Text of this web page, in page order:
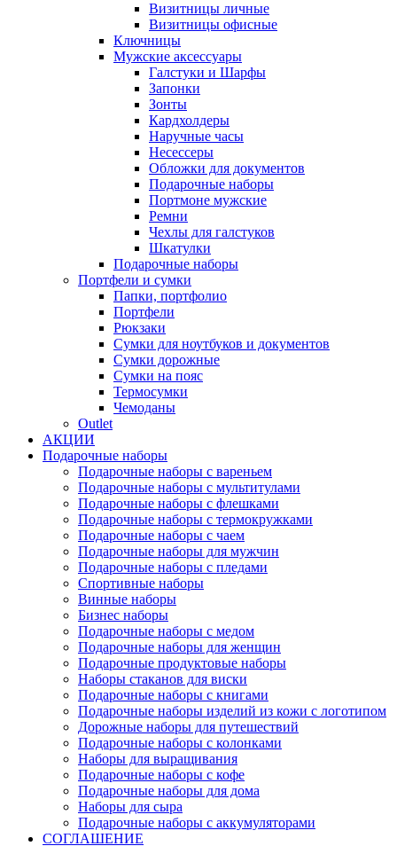
Визитницы личные
Визитницы офисные
Ключницы
Мужские аксессуары
Галстуки и Шарфы
Запонки
Зонты
Кардхолдеры
Наручные часы
Несессеры
Обложки для документов
Подарочные наборы
Портмоне мужские
Ремни
Чехлы для галстуков
Шкатулки
Подарочные наборы
Портфели и сумки
Папки, портфолио
Портфели
Рюкзаки
Сумки для ноутбуков и документов
Сумки дорожные
Сумки на пояс
Термосумки
Чемоданы
Outlet
АКЦИИ
Подарочные наборы
Подарочные наборы с вареньем
Подарочные наборы с мультитулами
Подарочные наборы с флешками
Подарочные наборы с термокружками
Подарочные наборы с чаем
Подарочные наборы для мужчин
Подарочные наборы с пледами
Спортивные наборы
Винные наборы
Бизнес наборы
Подарочные наборы с медом
Подарочные наборы для женщин
Подарочные продуктовые наборы
Наборы стаканов для виски
Подарочные наборы с книгами
Подарочные наборы изделий из кожи с логотипом
Дорожные наборы для путешествий
Подарочные наборы с колонками
Наборы для выращивания
Подарочные наборы с кофе
Подарочные наборы для дома
Наборы для сыра
Подарочные наборы с аккумуляторами
СОГЛАШЕНИЕ